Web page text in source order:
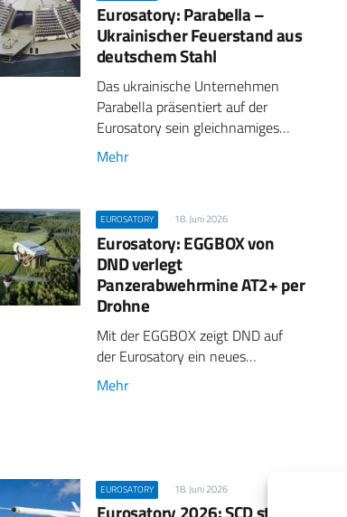
Eurosatory: Parabella –
Ukrainischer Feuerstand aus
deutschem Stahl
Das ukrainische Unternehmen
Parabella präsentiert auf der
Eurosatory sein gleichnamiges…
Mehr
EUROSATORY 18. Juni 2026
Eurosatory: EGGBOX von
DND verlegt
Panzerabwehrmine AT2+ per
Drohne
Mit der EGGBOX zeigt DND auf
der Eurosatory ein neues…
Mehr
EUROSATORY 18. Juni 2026